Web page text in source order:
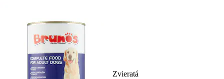
Zvieratá